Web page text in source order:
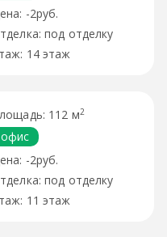
-2руб.
под отделку
14 этаж
112 м2
офис
-2руб.
под отделку
11 этаж